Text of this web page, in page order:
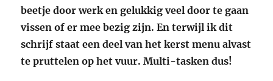
beetje door werk en gelukkig veel door te gaan
vissen of er mee bezig zijn. En terwijl ik dit
schrijf staat een deel van het kerst menu alvast
te pruttelen op het vuur. Multi-tasken dus!